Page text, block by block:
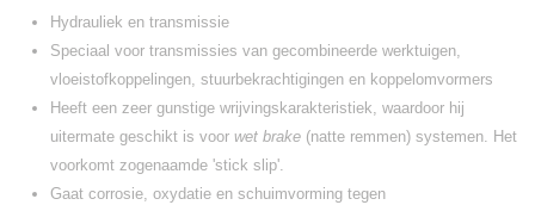
Hydrauliek en transmissie
Speciaal voor transmissies van gecombineerde werktuigen,
vloeistofkoppelingen, stuurbekrachtigingen en koppelomvormers
Heeft een zeer gunstige wrijvingskarakteristiek, waardoor hij
uitermate geschikt is voor wet brake (natte remmen) systemen. Het
voorkomt zogenaamde 'stick slip'.
Gaat corrosie, oxydatie en schuimvorming tegen